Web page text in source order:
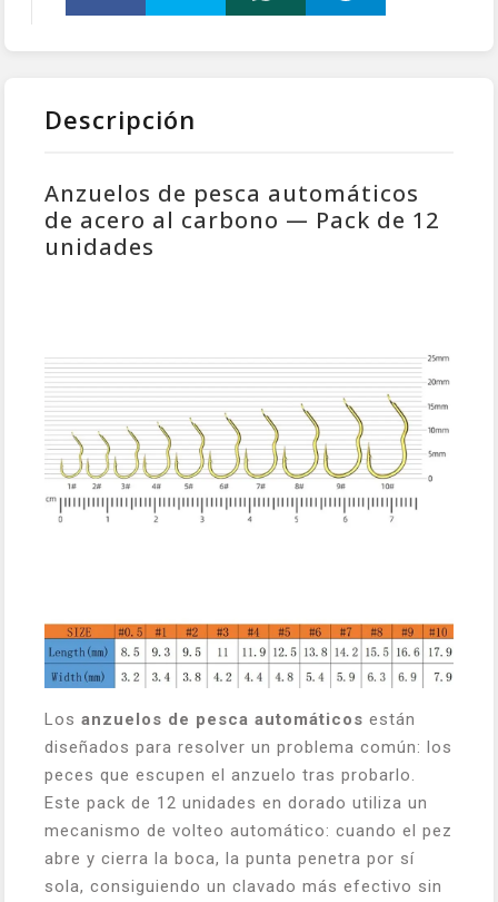
Descripción
Anzuelos de pesca automáticos
de acero al carbono — Pack de 12
unidades
Los anzuelos de pesca automáticos están
diseñados para resolver un problema común: los
peces que escupen el anzuelo tras probarlo.
Este pack de 12 unidades en dorado utiliza un
mecanismo de volteo automático: cuando el pez
abre y cierra la boca, la punta penetra por sí
sola, consiguiendo un clavado más efectivo sin